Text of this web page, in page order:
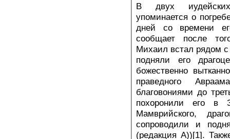
В двух иудейских
упоминается о
дней со времени
сообщает после
Михаил встал рядом
подняли его
божественно
праведного
благовониями до
похоронили его в
Мамврийского,
сопроводили и
(редакция А))[1].